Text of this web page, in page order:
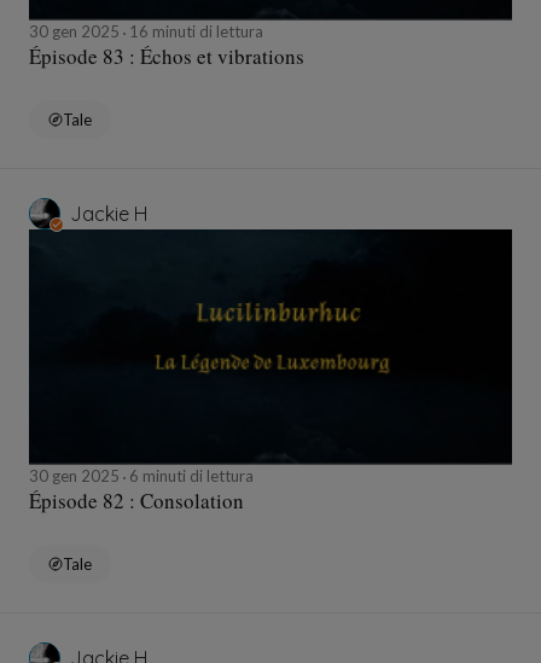
30 gen 2025 16 minuti di lettura
Épisode 83 : Échos et vibrations
Tale
Jackie H
30 gen 2025 6 minuti di lettura
Épisode 82 : Consolation
Tale